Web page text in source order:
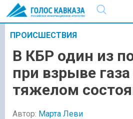
ПРОИСШЕСТВИЯ
В КБР один из
при взрыве
тяжелом
Автор: Марта Леви